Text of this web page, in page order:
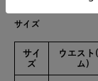
サイズ
サイ
ズ
ウエスト
ム)